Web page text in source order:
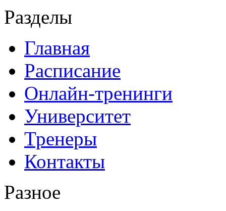
Разделы
Главная
Расписание
Онлайн-тренинги
Университет
Тренеры
Контакты
Разное